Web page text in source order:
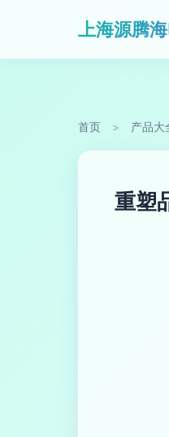
上海源腾
首页 > 产品大
重塑